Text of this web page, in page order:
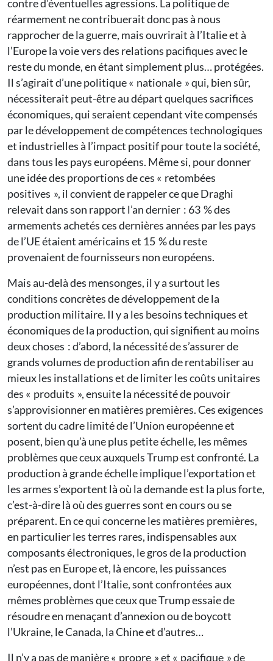
contre d’éventuelles agressions. La politique de
réarmement ne contribuerait donc pas à nous
rapprocher de la guerre, mais ouvrirait à l’Italie et à
l’Europe la voie vers des relations pacifiques avec le
reste du monde, en étant simplement plus… protégées.
Il s’agirait d’une politique « nationale » qui, bien sûr,
nécessiterait peut-être au départ quelques sacrifices
économiques, qui seraient cependant vite compensés
par le développement de compétences technologiques
et industrielles à l’impact positif pour toute la société,
dans tous les pays européens. Même si, pour donner
une idée des proportions de ces « retombées
positives », il convient de rappeler ce que Draghi
relevait dans son rapport l’an dernier : 63 % des
armements achetés ces dernières années par les pays
de l’UE étaient américains et 15 % du reste
provenaient de fournisseurs non européens.
Mais au-delà des mensonges, il y a surtout les
conditions concrètes de développement de la
production militaire. Il y a les besoins techniques et
économiques de la production, qui signifient au moins
deux choses : d’abord, la nécessité de s’assurer de
grands volumes de production afin de rentabiliser au
mieux les installations et de limiter les coûts unitaires
des « produits », ensuite la nécessité de pouvoir
s’approvisionner en matières premières. Ces exigences
sortent du cadre limité de l’Union européenne et
posent, bien qu’à une plus petite échelle, les mêmes
problèmes que ceux auxquels Trump est confronté. La
production à grande échelle implique l’exportation et
les armes s’exportent là où la demande est la plus forte,
c’est-à-dire là où des guerres sont en cours ou se
préparent. En ce qui concerne les matières premières,
en particulier les terres rares, indispensables aux
composants électroniques, le gros de la production
n’est pas en Europe et, là encore, les puissances
européennes, dont l’Italie, sont confrontées aux
mêmes problèmes que ceux que Trump essaie de
résoudre en menaçant d’annexion ou de boycott
l’Ukraine, le Canada, la Chine et d’autres…
Il n’y a pas de manière « propre » et « pacifique » de